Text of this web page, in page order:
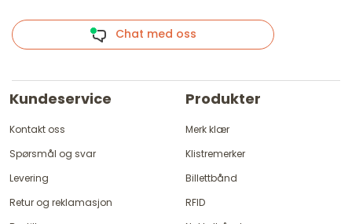
Chat med oss
Kundeservice
Kontakt oss
Spørsmål og svar
Levering
Retur og reklamasjon
Produkter
Merk klær
Klistremerker
Billettbånd
RFID